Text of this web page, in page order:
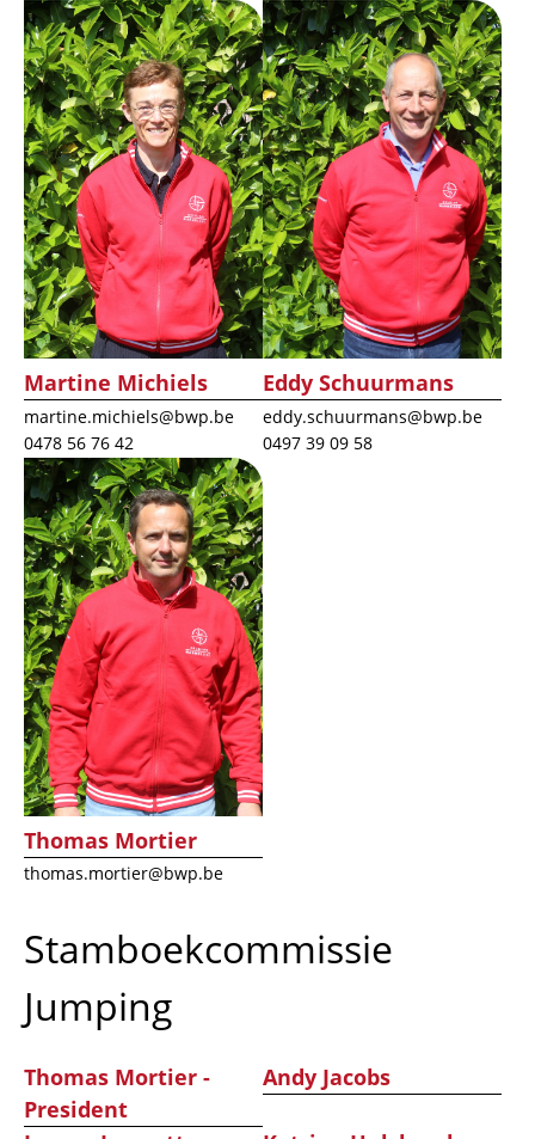
Afbeelding
Martine Michiels
martine.michiels@bwp.be
0478 56 76 42
Afbeelding
Eddy Schuurmans
eddy.schuurmans@bwp.be
0497 39 09 58
Afbeelding
Thomas Mortier
thomas.mortier@bwp.be
Stamboekcommissie
Jumping
Thomas Mortier -
President
Andy Jacobs